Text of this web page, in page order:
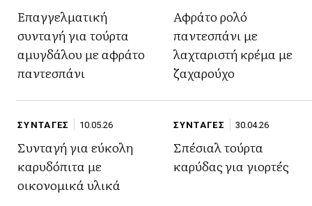
Επαγγελματική
συνταγή για τούρτα
αμυγδάλου με αφράτο
παντεσπάνι
Αφράτο ρολό
παντεσπάνι με
λαχταριστή κρέμα με
ζαχαρούχο
ΣΥΝΤΑΓΕΣ 10.05.26
Συνταγή για εύκολη
καρυδόπιτα με
οικονομικά υλικά
ΣΥΝΤΑΓΕΣ 30.04.26
Σπέσιαλ τούρτα
καρύδας για γιορτές